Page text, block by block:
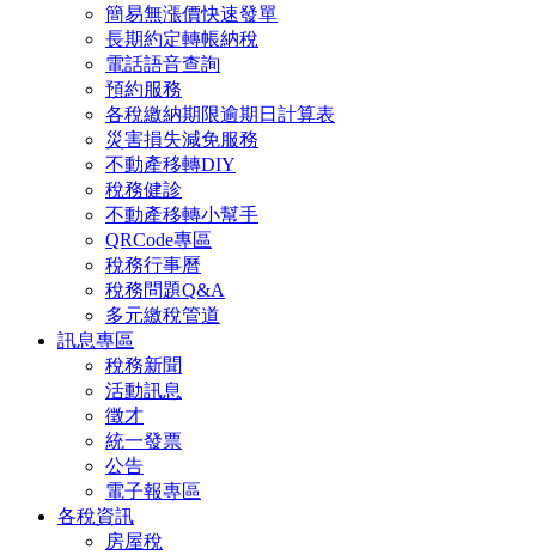
簡易無漲價快速發單
長期約定轉帳納稅
電話語音查詢
預約服務
各稅繳納期限逾期日計算表
災害損失減免服務
不動產移轉DIY
稅務健診
不動產移轉小幫手
QRCode專區
稅務行事曆
稅務問題Q&A
多元繳稅管道
訊息專區
稅務新聞
活動訊息
徵才
統一發票
公告
電子報專區
各稅資訊
房屋稅